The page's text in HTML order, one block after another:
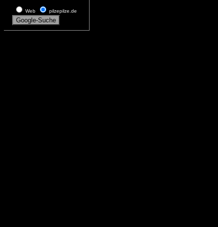
Web pilzepilze.de